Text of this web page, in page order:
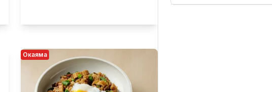
Окаяма